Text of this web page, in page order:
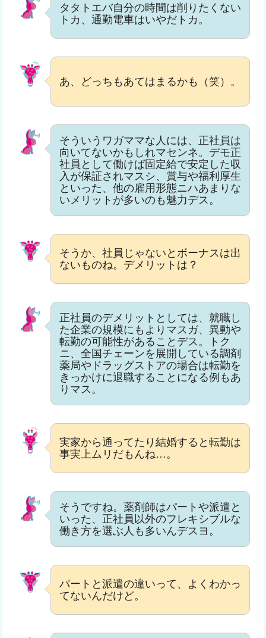
タタトエバ自分の時間は削りたくない
トカ、通勤電車はいやだトカ。
あ、どっちもあてはまるかも（笑）。
そういうワガママな人には、正社員は
向いてないかもしれマセンネ。デモ正
社員として働けば固定給で安定した収
入が保証されマスシ、賞与や福利厚生
といった、他の雇用形態ニハあまりな
いメリットが多いのも魅力デス。
そうか、社員じゃないとボーナスは出
ないものね。デメリットは？
正社員のデメリットとしては、就職し
た企業の規模にもよりマスガ、異動や
転勤の可能性があることデス。トク
ニ、全国チェーンを展開している調剤
薬局やドラッグストアの場合は転勤を
きっかけに退職することになる例もあ
りマス。
実家から通ってたり結婚すると転勤は
事実上ムリだもんね…。
そうですね。薬剤師はパートや派遣と
いった、正社員以外のフレキシブルな
働き方を選ぶ人も多いんデスヨ。
パートと派遣の違いって、よくわかっ
てないんだけど。